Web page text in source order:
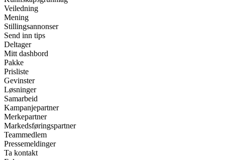
Veiledning
Mening
Stillingsannonser
Send inn tips
Deltager
Mitt dashbord
Pakke
Prisliste
Gevinster
Løsninger
Samarbeid
Kampanjepartner
Merkepartner
Markedsføringspartner
Teammedlem
Pressemeldinger
Ta kontakt